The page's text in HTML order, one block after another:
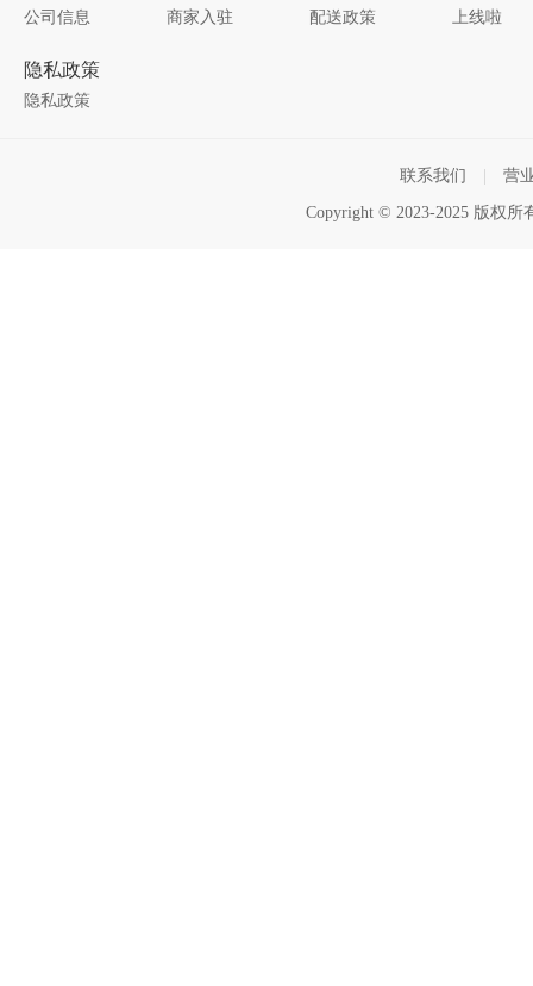
公司信息 商家入驻 配送政策 上线啦
隐私政策
隐私政策
联系我们 营
Copyright © 2023-2025 版权所